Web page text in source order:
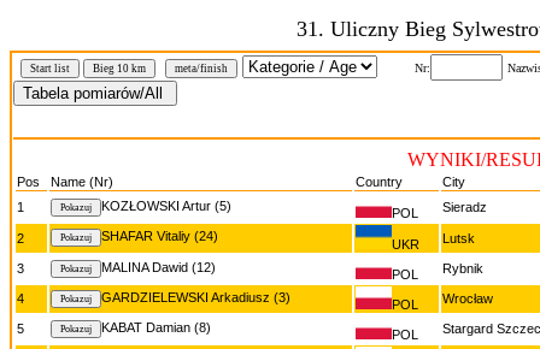
31. Uliczny Bieg
Start list Bieg 10 km meta/finish Nr:
WYNIKI/
Pos Name (Nr) Country
City
1
KOZŁOWSKI Artur (5) POL Sieradz
2 SHAFAR Vitaliy (24)
UKR Lutsk
3 MALINA Dawid (12) POL Rybnik
4 GARDZIELEWSKI Arkadiusz (3) POL Wrocław
5 KABAT Damian (8) POL Stargard